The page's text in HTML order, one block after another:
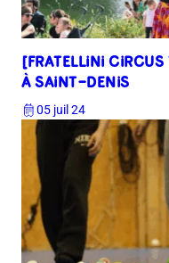
[FRATELLINI
À SAINT-DENIS
05 juil 24